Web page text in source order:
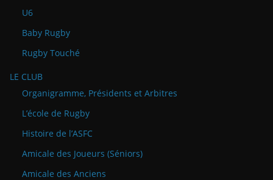
U6
Baby Rugby
Rugby Touché
LE CLUB
Organigramme, Présidents et Arbitres
L’école de Rugby
Histoire de l’ASFC
Amicale des Joueurs (Séniors)
Amicale des Anciens